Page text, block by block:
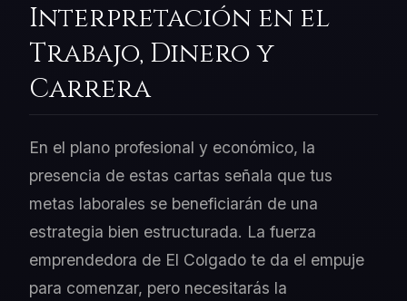
Interpretación en el
Trabajo, Dinero y
Carrera
En el plano profesional y económico, la
presencia de estas cartas señala que tus
metas laborales se beneficiarán de una
estrategia bien estructurada. La fuerza
emprendedora de El Colgado te da el empuje
para comenzar, pero necesitarás la